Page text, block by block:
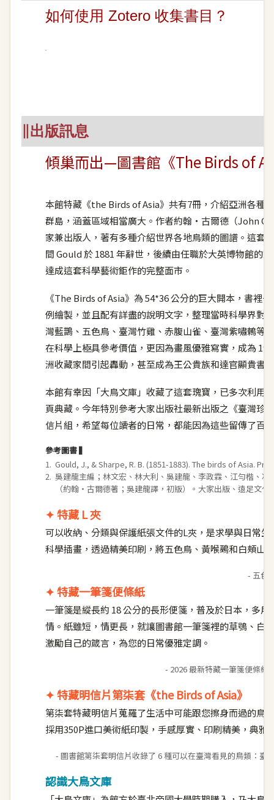
如何使用 Zotero 收集書目？
∥出版訊息
傾巢而出—圖書館《The Birds of
本館特藏《the Birds of Asia》共有7冊，介紹亞洲各種
群島，涵蓋區域相當廣大。作者約翰・古爾德（John
家兼出版人，著有多種介紹世界各地鳥類的圖譜。這套
間 Gould 於 1881 年辭世，後續由任職於大英博物館的
達成這套科學藝術鉅作的完整面市。
《The Birds of Asia》為 54*36 公分的巨大開本，書裡
例繪製，並且配有詳盡的說明文字，整理當時科學界對
灣藍鵲、五色鳥、臺灣竹雞、赤腹山雀、臺灣紫嘯鶇等
在科學上極具參考價值，更因為畫風優雅寫實，成為
洲收藏家間引起轟動，甚至成為王公貴族和達官顯貴書
本館有幸因「大鳥文庫」收藏了這套瑰寶，已多次利用
頁典藏。今年特別參考大家出版社最新出版之《臺灣珍
信片組，希望每位讀者的日常，都能因為這些留傳了百
參考圖書 ▍
1. Gould, J., & Sharpe, R. B. (1851-1883). The birds of Asia.
2. 吳建龍主編；林文宏、林大利、吳建龍、李政霖、江勻楷、
（約翰‧古爾德著；吳建龍譯，初版）。大家出版、遠足文化
✦ 特藏 L 夾
可以收納、分類與保護紙張文件的L夾，是求學與日常
科學插畫，透過精美印刷，將五色鳥、黃喉鵐和白頰山
- 五色
✦ 特藏一筆箋便條紙
一筆箋是縱長約 18 公分的長形便箋，普及於日本，多
情。紙雖短，情更長，就讓圖書館一筆箋裡的草鴞、白
激勵自己的箴言，為您的日常優雅定調。
- 2026 最新特藏一筆箋便條紙
✦ 特藏明信片第柒套《the Birds of Asia》
第柒套特藏明信片蒐羅了生活中可能跟您擦身而過的鳥
採用350P進口美術紙印製，手感厚實、印刷精美，典
- 圖書館第柒套明信片收錄了 6 種可以在臺灣看見的鳥類：
認識大鳥文庫